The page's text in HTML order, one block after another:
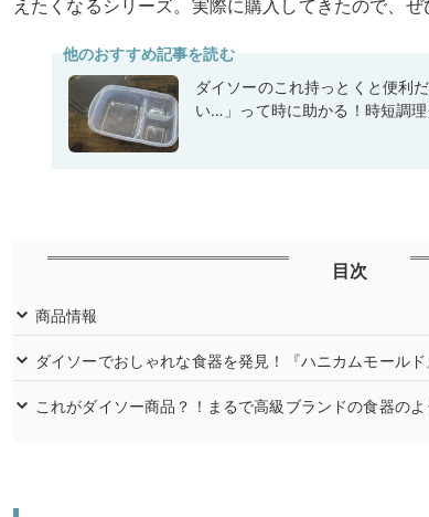
えたくなるシリーズ。実際に購入してきたので、ぜ
他のおすすめ記事を読む
ダイソーのこれ持っとくと便利
い…」って時に助かる！時短調
目次
商品情報
ダイソーでおしゃれな食器を発見！『ハニカムモール
これがダイソー商品？！まるで高級ブランドの食器の